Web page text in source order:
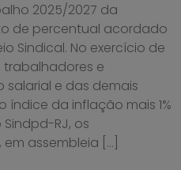
2025/2027 da
de percentual acordado
Sindical. No exercício de
e
e das demais
da inflação mais 1%
RJ, os
assembleia […]